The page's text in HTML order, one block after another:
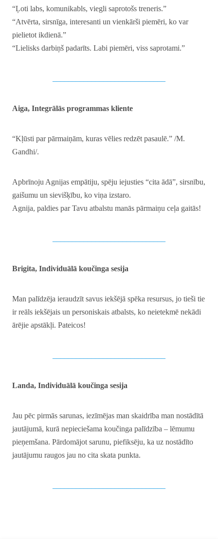
“Ļoti labs, komunikabls, viegli saprotošs treneris.”
“Atvērta, sirsnīga, interesanti un vienkārši piemēri, ko var
pielietot ikdienā.”
“Lielisks darbiņš padarīts. Labi piemēri, viss saprotami.”
Aiga, Integrālās programmas kliente
“Kļūsti par pārmaiņām, kuras vēlies redzēt pasaulē.” /M.
Gandhi/.
Apbrīnoju Agnijas empātiju, spēju iejusties “cita ādā”, sirsnību,
gaišumu un sievišķību, ko viņa izstaro.
Agnija, paldies par Tavu atbalstu manās pārmaiņu ceļa gaitās!
Brigita, Individuālā koučinga sesija
Man palīdzēja ieraudzīt savus iekšējā spēka resursus, jo tieši tie
ir reāls iekšējais un personiskais atbalsts, ko neietekmē nekādi
ārējie apstākļi. Pateicos!
Landa, Individuālā koučinga sesija
Jau pēc pirmās sarunas, iezīmējas man skaidrība man nostādītā
jautājumā, kurā nepieciešama koučinga palīdzība – lēmumu
pieņemšana. Pārdomājot sarunu, piefiksēju, ka uz nostādīto
jautājumu raugos jau no cita skata punkta.